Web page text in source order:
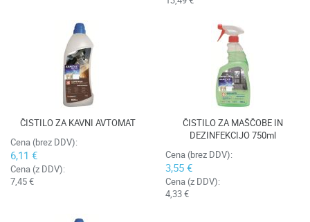
ČISTILO ZA KAVNI AVTOMAT
Cena (brez DDV):
6,11 €
Cena (z DDV):
7,45 €
ČISTILO ZA MAŠČOBE IN
DEZINFEKCIJO 750ml
Cena (brez DDV):
3,55 €
Cena (z DDV):
4,33 €